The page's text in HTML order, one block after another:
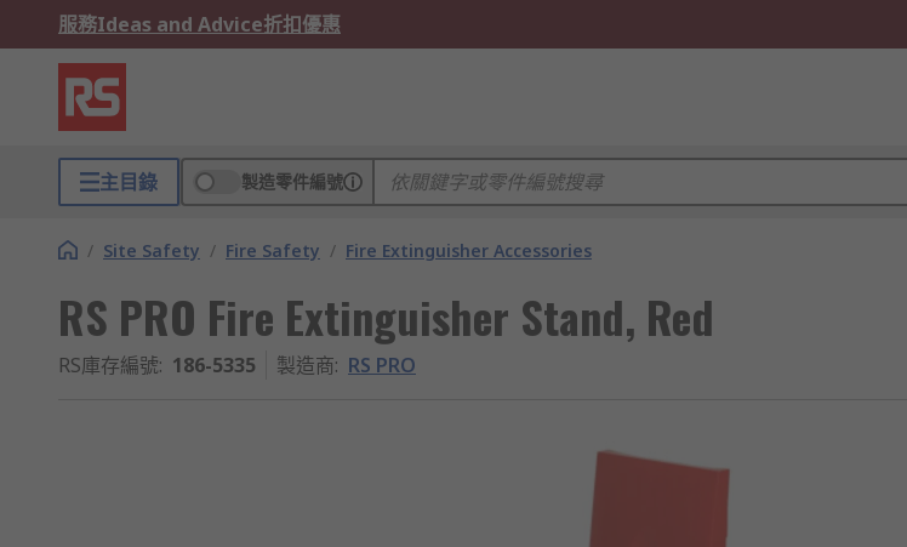
服務Ideas and Advice折扣優惠
主目錄 製造零件編號
/ Site Safety / Fire Safety / Fire Extinguisher Accessories
RS PRO Fire Extinguisher Stand, Red
RS庫存編號: 186-5335 製造商: RS PRO